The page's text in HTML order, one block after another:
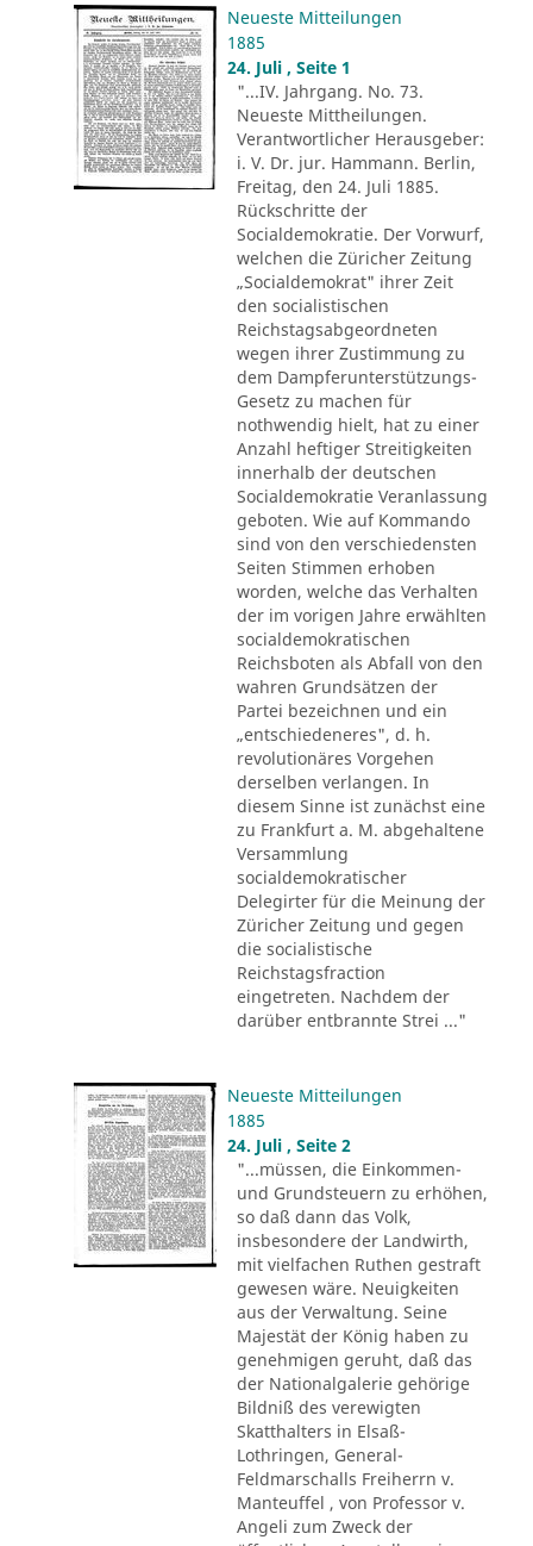
Neueste Mitteilungen
1885
24. Juli , Seite 1
"...IV. Jahrgang. No. 73.
Neueste Mittheilungen.
Verantwortlicher Herausgeber:
i. V. Dr. jur. Hammann. Berlin,
Freitag, den 24. Juli 1885.
Rückschritte der
Socialdemokratie. Der Vorwurf,
welchen die Züricher Zeitung
„Socialdemokrat" ihrer Zeit
den socialistischen
Reichstagsabgeordneten
wegen ihrer Zustimmung zu
dem Dampferunterstützungs-
Gesetz zu machen für
nothwendig hielt, hat zu einer
Anzahl heftiger Streitigkeiten
innerhalb der deutschen
Socialdemokratie Veranlassung
geboten. Wie auf Kommando
sind von den verschiedensten
Seiten Stimmen erhoben
worden, welche das Verhalten
der im vorigen Jahre erwählten
socialdemokratischen
Reichsboten als Abfall von den
wahren Grundsätzen der
Partei bezeichnen und ein
„entschiedeneres", d. h.
revolutionäres Vorgehen
derselben verlangen. In
diesem Sinne ist zunächst eine
zu Frankfurt a. M. abgehaltene
Versammlung
socialdemokratischer
Delegirter für die Meinung der
Züricher Zeitung und gegen
die socialistische
Reichstagsfraction
eingetreten. Nachdem der
darüber entbrannte Strei ..."
Neueste Mitteilungen
1885
24. Juli , Seite 2
"...müssen, die Einkommen-
und Grundsteuern zu erhöhen,
so daß dann das Volk,
insbesondere der Landwirth,
mit vielfachen Ruthen gestraft
gewesen wäre. Neuigkeiten
aus der Verwaltung. Seine
Majestät der König haben zu
genehmigen geruht, daß das
der Nationalgalerie gehörige
Bildniß des verewigten
Skatthalters in Elsaß-
Lothringen, General-
Feldmarschalls Freiherrn v.
Manteuffel , von Professor v.
Angeli zum Zweck der